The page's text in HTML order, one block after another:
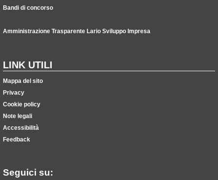
Bandi di concorso
Amministrazione Trasparente Lario Sviluppo Impresa
LINK UTILI
Mappa del sito
Privacy
Cookie policy
Note legali
Accessibilità
Feedback
Seguici su: